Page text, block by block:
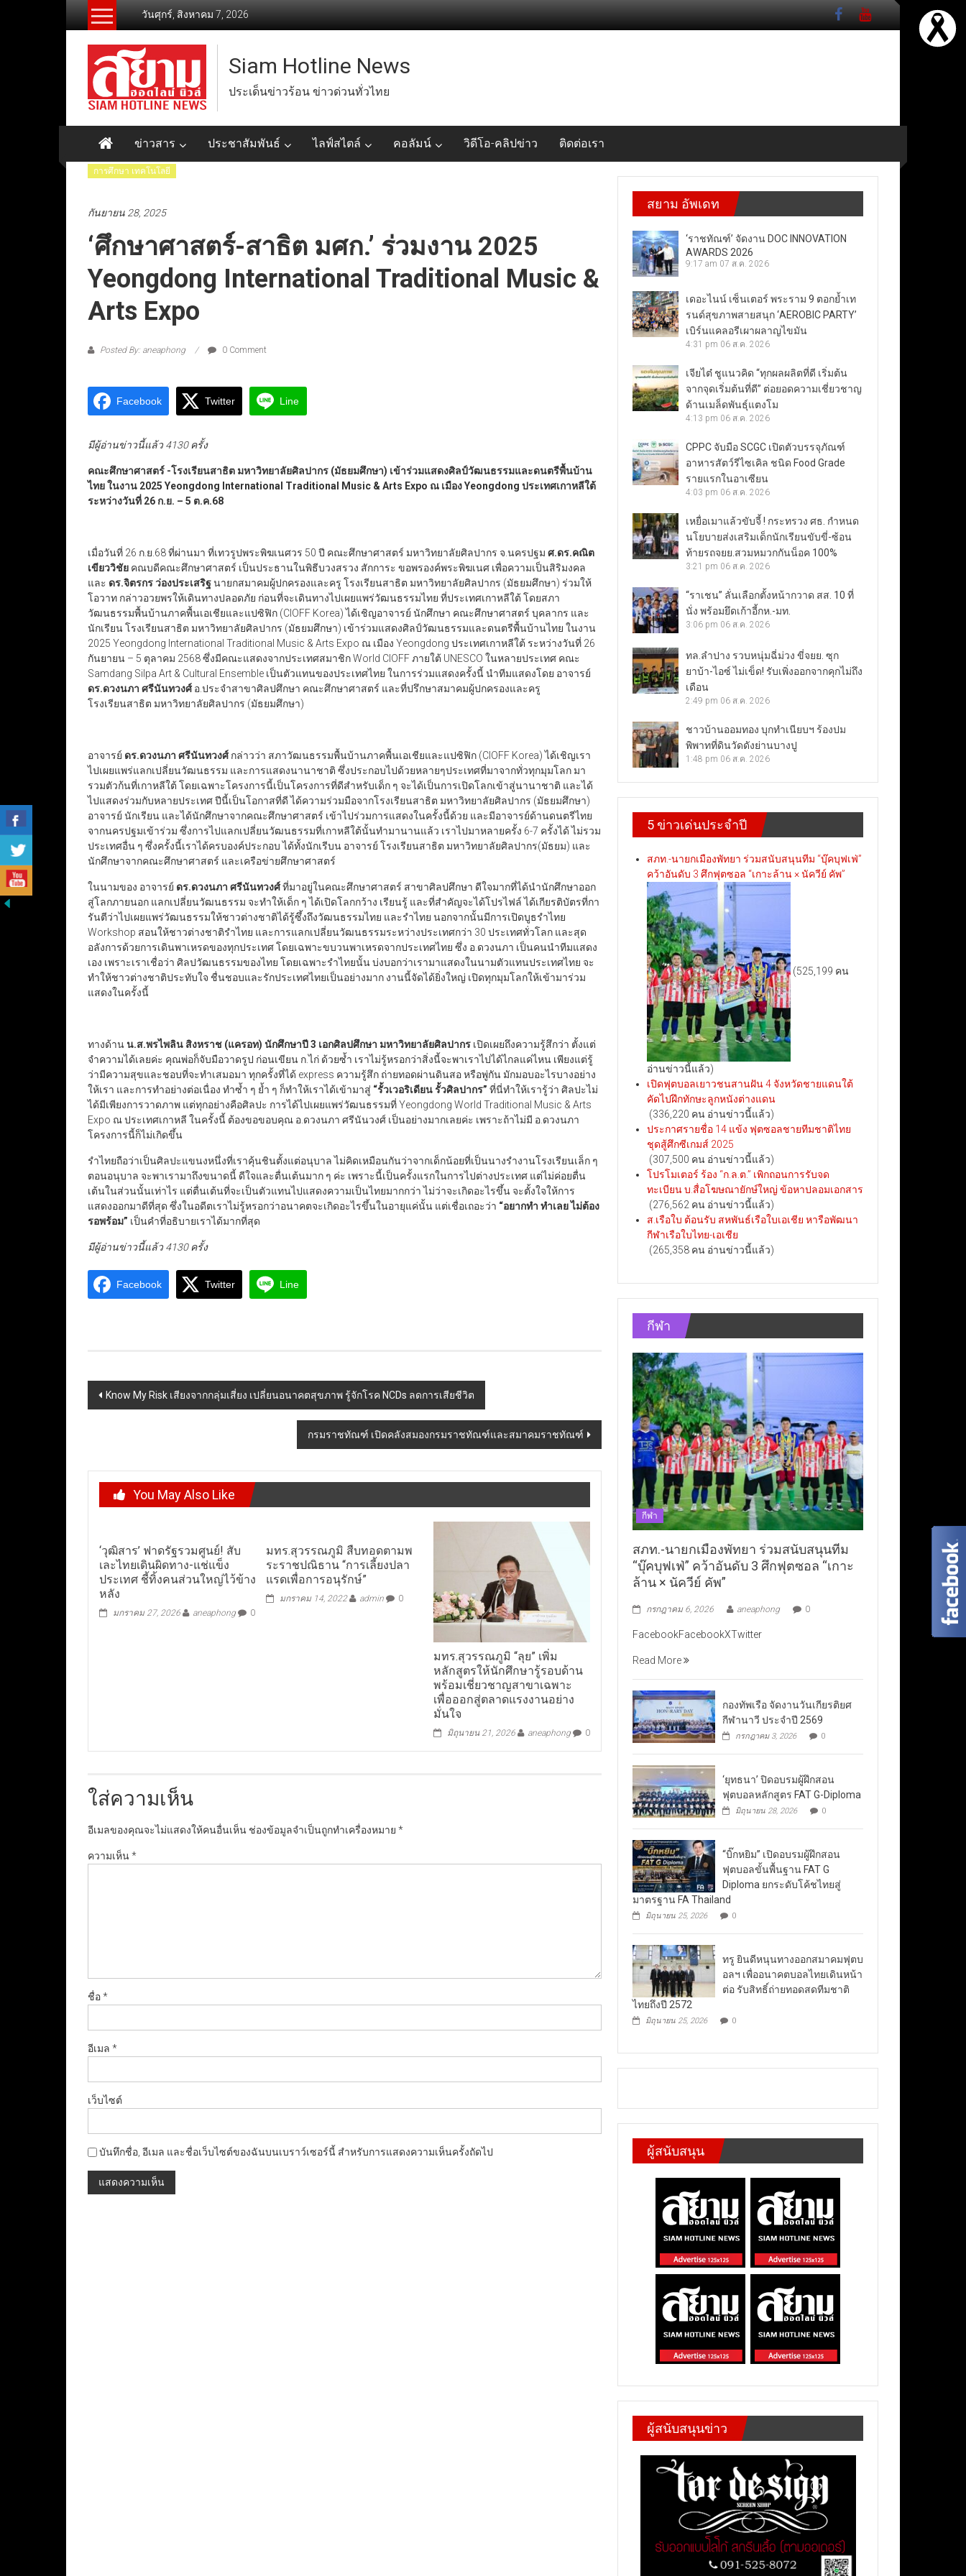
วันศุกร์, สิงหาคม 7, 2026
Siam Hotline News
ประเด็นข่าวร้อน ข่าวด่วนทั่วไทย
ข่าวสาร ประชาสัมพันธ์ ไลฟ์สไตล์ คอลัมน์ วิดีโอ-คลิปข่าว ติดต่อเรา
การศึกษา เทคโนโลยี
กันยายน 28, 2025
‘ศึกษาศาสตร์-สาธิต มศก.’ ร่วมงาน 2025
Yeongdong International Traditional Music &
Arts Expo
Posted By: aneaphong 0 Comment
Facebook Twitter Line
มีผู้อ่านข่าวนี้แล้ว 4130 ครั้ง
คณะศึกษาศาสตร์ -โรงเรียนสาธิต มหาวิทยาลัยศิลปากร (มัธยมศึกษา) เข้าร่วมแสดงศิลป์วัฒนธรรมและดนตรีพื้นบ้าน
ไทย ในงาน 2025 Yeongdong International Traditional Music & Arts Expo ณ เมือง Yeongdong ประเทศเกาหลีใต้
ระหว่างวันที่ 26 ก.ย. – 5 ต.ค.68
เมื่อวันที่ 26 ก.ย.68 ที่ผ่านมา ที่เทวรูปพระพิฆเนศวร 50 ปี คณะศึกษาศาสตร์ มหาวิทยาลัยศิลปากร จ.นครปฐม ศ.ดร.คณิต
เขียววิชัย คณบดีคณะศึกษาศาสตร์ เป็นประธานในพิธีบวงสรวง สักการะ ขอพรองค์พระพิฆเนศ เพื่อความเป็นสิริมงคล
และ ดร.จิตรกร ว่องประเสริฐนายกสมาคมผู้ปกครองและครู โรงเรียนสาธิต มหาวิทยาลัยศิลปากร (มัธยมศึกษา) ร่วมให้
โอวาท กล่าวอวยพรให้เดินทางปลอดภัย ก่อนที่จะเดินทางไปเผยแพร่วัฒนธรรมไทย ที่ประเทศเกาหลีใต้ โดยสภา
วัฒนธรรมพื้นบ้านภาคพื้นเอเชียและแปซิฟิก (CIOFF Korea) ได้เชิญอาจารย์ นักศึกษา คณะศึกษาศาสตร์ บุคลากร และ
นักเรียน โรงเรียนสาธิต มหาวิทยาลัยศิลปากร (มัธยมศึกษา) เข้าร่วมแสดงศิลป์วัฒนธรรมและดนตรีพื้นบ้านไทย ในงาน
2025 Yeongdong International Traditional Music & Arts Expo ณ เมือง Yeongdong ประเทศเกาหลีใต้ ระหว่างวันที่ 26
กันยายน – 5 ตุลาคม 2568 ซึ่งมีคณะแสดงจากประเทศสมาชิก World CIOFF ภายใต้ UNESCO ในหลายประเทศ คณะ
Samdang Silpa Art & Cultural Ensemble เป็นตัวแทนของประเทศไทย ในการร่วมแสดงครั้งนี้ นำทีมแสดงโดย อาจารย์
ดร.ดวงนภา ศรีนันทวงศ์อ.ประจำสาขาศิลปศึกษา คณะศึกษาศาสตร์ และที่ปรึกษาสมาคมผู้ปกครองและครู
โรงเรียนสาธิต มหาวิทยาลัยศิลปากร (มัธยมศึกษา)
อาจารย์ ดร.ดวงนภา ศรีนันทวงศ์กล่าวว่า สภาวัฒนธรรมพื้นบ้านภาคพื้นเอเชียและแปซิฟิก (CIOFF Korea) ได้เชิญเรา
ไปเผยแพร่แลกเปลี่ยนวัฒนธรรม และการแสดงนานาชาติ ซึ่งประกอบไปด้วยหลายๆประเทศที่มาจากทั่วทุกมุมโลก มา
รวมตัวก้นที่เกาหลีใต้ โดยเฉพาะโครงการนี้เป็นโครงการที่ดีสำหรับเด็ก ๆ จะได้เป็นการเปิดโลกเข้าสู่นานาชาติ และได้
ไปแสดงร่วมกับหลายประเทศ ปีนี้เป็นโอกาสที่ดี ได้ความร่วมมือจากโรงเรียนสาธิต มหาวิทยาลัยศิลปากร (มัธยมศึกษา)
อาจารย์ นักเรียน และได้นักศึกษาจากคณะศึกษาศาสตร์ เข้าไปร่วมการแสดงในครั้งนี้ด้วย และมีอาจารย์ด้านดนตรีไทย
จากนครปฐมเข้าร่วม ซึ่งการไปแลกเปลี่ยนวัฒนธรรมที่เกาหลีใต้นั้นทำมานานแล้ว เราไปมาหลายครั้ง 6-7 ครั้งได้ ไม่รวม
ประเทศอื่น ๆ ซึ่งครั้งนี้เราได้ครบองค์ประกอบ ได้ทั้งนักเรีบน อาจารย์ โรงเรียนสาธิต มหาวิทยาลัยศิลปากร(มัธยม) และ
นักศึกษาจากคณะศึกษาศาสตร์ และเครือข่ายศึกษาศาสตร์
ในนามของ อาจารย์ ดร.ดวงนภา ศรีนันทวงศ์ที่มาอยู่ในคณะศึกษาศาสตร์ สาขาศิลปศึกษา ดีใจมากที่ได้นำนักศึกษาออก
สู่โลกภายนอก แลกเปลี่ยนวัฒนธรรม จะทำให้เด็ก ๆ ได้เปิดโลกกว้าง เรียนรู้ และที่สำคัญจะได้โปรไฟล์ ได้เกียรติบัตรที่กา
รันตีว่าไปเผยแพร่วัฒนธรรมให้ชาวต่างชาติได้รู้ซึ้งถึงวัฒนธรรมไทย และรำไทย นอกจากนั้นมีการเปิดบูธรำไทย
Workshop สอนให้ชาวต่างชาติรำไทย และการแลกเปลี่ยนวัฒนธรรมระหว่างประเทศกว่า 30 ประเทศทั่วโลก และสุด
อลังการด้วยการเดินพาเหรดของทุกประเทศ โดยเฉพาะขบวนพาเหรดจากประเทศไทย ซึ่ง อ.ดวงนภา เป็นคนนำทีมแสดง
เอง เพราะเราเชื่อว่า ศิลปวัฒนธรรมของไทย โดยเฉพาะรำไทยนั้น บ่งบอกว่าเรามาแสดงในนามตัวแทนประเทศไทย จะ
ทำให้ชาวต่างชาติประทับใจ ชื่นชอบและรักประเทศไทยเป็นอย่างมาก งานนี้จัดได้ยิ่งใหญ่ เปิดทุกมุมโลกให้เข้ามาร่วม
แสดงในครั้งนี้
ทางด้านน.ส.พรไพลิน สิงหราช (แครอท) นักศึกษาปี3 เอกศิลปศึกษา มหาวิทยาลัยศิลปากร เปิดเผยถึงความรู้สึกว่า ตั้งแต่
จำความได้เลยค่ะ คุณพ่อก็จับมือวาดรูป ก่อนเขียน ก.ไก่ ด้วยซ้ำ เราไม่รู้หรอกว่าสิ่งนี้จะพาเราไปได้ไกลแค่ไหน เพียงแต่รู้
ว่ามีความสุขและชอบที่จะทำเสมอมา ทุกครั้งที่ได้ express ความรู้สึก ถ่ายทอดผ่านดินสอ หรือพู่กัน มักมอบอะไรบางอย่าง
ให้เรา และการทำอย่างต่อเนื่อง ทำซ้ำ ๆ ย้ำ ๆ ก็ทำให้เราได้เข้ามาสู่ “รั้วเวอริเดียน รั้วศิลปากร” ที่นี่ทำให้เรารู้ว่า ศิลปะไม่
ได้มีเพียงการวาดภาพ แต่ทุกอย่างคือศิลปะ การได้ไปเผยแพร่วัฒนธรรมที่ Yeongdong World Traditional Music & Arts
Expo ณ ประเทศเกาหลี ในครั้งนี้ ต้องขอขอบคุณ อ.ดวงนภา ศรีนันวงศ์ เป็นอย่างมากเลยค่ะ เพราะถ้าไม่มี อ.ดวงนภา
โครงการนี้ก็ไม่เกิดขึ้น
รำไทยถือว่าเป็นศิลปะแขนงหนึ่งที่เราคุ้นชินตั้งแต่อนุบาล ไม่คิดเหมือนกันว่าจากเด็กน้อยที่เป็นนางรำงานโรงเรียนเล็ก ๆ
ตอนอนุบาล จะพาเรามาถึงขนาดนี้ ดีใจและตื่นเต้นมาก ๆ ค่ะ เพราะนี้เป็นครั้งแรกในการไปต่างประเทศ แต่ไม่ค่อยตื่น
เต้นในส่วนนั้นเท่าไร แต่ตื่นเต้นที่จะเป็นตัวแทนไปแสดงความเป็นไทยมากกว่า ไม่ว่าจะเกิดอะไรขึ้น จะตั้งใจให้การ
แสดงออกมาดีที่สุด ซึ่งในอดีตเราไม่รู้หรอกว่าอนาคตจะเกิดอะไรขึ้นในอายุแค่นั้น แต่เชื่อเถอะว่า “อยากทำ ทำเลย ไม่ต้อง
รอพร้อม” เป็นคำที่อธิบายเราได้มากที่สุด
มีผู้อ่านข่าวนี้แล้ว 4130 ครั้ง
Facebook Twitter Line
Post
Know My Risk เสียงจากกลุ่มเสี่ยง เปลี่ยนอนาคตสุขภาพ รู้จักโรค NCDs ลดการเสียชีวิต
กรมราชทัณฑ์ เปิดคลังสมองกรมราชทัณฑ์และสมาคมราชทัณฑ์
You May Also Like
‘วุฒิสาร’ ฟาดรัฐรวมศูนย์! สับ
เละไทยเดินผิดทาง-แช่แข็ง
ประเทศ ชี้ทิ้งคนส่วนใหญ่ไว้ข้าง
หลัง
มกราคม 27, 2026 aneaphong 0
มทร.สุวรรณภูมิ สืบทอดตามพ
ระราชปณิธาน “การเลี้ยงปลา
แรดเพื่อการอนุรักษ์”
มกราคม 14, 2022 admin 0
มทร.สุวรรณภูมิ “ลุย” เพิ่ม
หลักสูตรให้นักศึกษารู้รอบด้าน
พร้อมเชี่ยวชาญสาขาเฉพาะ
เพื่อออกสู่ตลาดแรงงานอย่าง
มั่นใจ
มิถุนายน 21, 2026 aneaphong 0
ใส่ความเห็น
อีเมลของคุณจะไม่แสดงให้คนอื่นเห็น ช่องข้อมูลจำเป็นถูกทำเครื่องหมาย *
ความเห็น*
ชื่อ*
อีเมล *
เว็บไซต์
บันทึกชื่อ, อีเมล และชื่อเว็บไซต์ของฉันบนเบราว์เซอร์นี้ สำหรับการแสดงความเห็นครั้งถัดไป
สยาม อัพเดท
‘ราชทัณฑ์’ จัดงาน DOC INNOVATION
AWARDS 2026
9:17 am 07 ส.ค. 2026
เดอะไนน์ เซ็นเตอร์ พระราม 9 ตอกย้ำเท
รนด์สุขภาพสายสนุก ‘AEROBIC PARTY’
เบิร์นแคลอรีเผาผลาญไขมัน
4:31 pm 06 ส.ค. 2026
เจียไต๋ ชูแนวคิด “ทุกผลผลิตที่ดี เริ่มต้น
จากจุดเริ่มต้นที่ดี” ต่อยอดความเชี่ยวชาญ
ด้านเมล็ดพันธุ์แตงโม
4:13 pm 06 ส.ค. 2026
CPPC จับมือ SCGC เปิดตัวบรรจุภัณฑ์
อาหารสัตว์รีไซเคิล ชนิด Food Grade
รายแรกในอาเซียน
4:03 pm 06 ส.ค. 2026
เหยื่อเมาแล้วขับจี้ ! กระทรวง ศธ. กำหนด
นโยบายส่งเสริมเด็กนักเรียนขับขี่-ซ้อน
ท้ายรถจยย.สวมหมวกกันน็อค 100%
3:21 pm 06 ส.ค. 2026
“ราเชน” ลั่นเลือกตั้งหน้ากวาด สส. 10 ที่
นั่ง พร้อมยึดเก้าอี้กห.-มท.
3:06 pm 06 ส.ค. 2026
ทล.ลำปาง รวบหนุ่มฉี่ม่วง ขี่จยย. ซุก
ยาบ้า-ไอซ์ ไม่เข็ด! รับเพิ่งออกจากคุกไม่ถึง
เดือน
2:49 pm 06 ส.ค. 2026
ชาวบ้านออมทอง บุกทำเนียบฯ ร้องปม
พิพาทที่ดินวัดดังย่านบางปู
1:48 pm 06 ส.ค. 2026
5 ข่าวเด่นประจำปี
สภท.-นายกเมืองพัทยา ร่วมสนับสนุนทีม “บุ๊คบุฟเฟ่”
คว้าอันดับ 3 ศึกฟุตซอล “เกาะล้าน × นัควีย์ คัพ”
(525,199 คน
อ่านข่าวนี้แล้ว)
เปิดฟุตบอลเยาวชนสานฝัน 4 จังหวัดชายแดนใต้
คัดไปฝึกทักษะลูกหนังต่างแดน
(336,220 คน อ่านข่าวนี้แล้ว)
ประกาศรายชื่อ 14 แข้ง ฟุตซอลชายทีมชาติไทย
ชุดสู้ศึกซีเกมส์ 2025
(307,500 คน อ่านข่าวนี้แล้ว)
โปรโมเตอร์ ร้อง “ก.ล.ต.” เพิกถอนการรับจด
ทะเบียน บ.สื่อโฆษณายักษ์ใหญ่ ข้อหาปลอมเอกสาร
(276,562 คน อ่านข่าวนี้แล้ว)
ส.เรือใบ ต้อนรับ สหพันธ์เรือใบเอเชีย หารือพัฒนา
กีฬาเรือใบไทย-เอเชีย
(265,358 คน อ่านข่าวนี้แล้ว)
กีฬา
กีฬา
สภท.-นายกเมืองพัทยา ร่วมสนับสนุนทีม
“บุ๊คบุฟเฟ่” คว้าอันดับ 3 ศึกฟุตซอล “เกาะ
ล้าน × นัควีย์ คัพ”
กรกฎาคม 6, 2026 aneaphong 0
FacebookFacebookXTwitter
Read More
กองทัพเรือ จัดงานวันเกียรติยศ
กีฬานาวี ประจำปี 2569
กรกฎาคม 3, 2026 0
‘ยุทธนา’ ปิดอบรมผู้ฝึกสอน
ฟุตบอลหลักสูตร FAT G-Diploma
มิถุนายน 28, 2026 0
“บิ๊กหยิม” เปิดอบรมผู้ฝึกสอน
ฟุตบอลขั้นพื้นฐาน FAT G
Diploma ยกระดับโค้ชไทยสู่
มาตรฐาน FA Thailand
มิถุนายน 25, 2026 0
ทรู ยินดีหนุนทางออกสมาคมฟุตบ
อลฯ เพื่ออนาคตบอลไทยเดินหน้า
ต่อ รับสิทธิ์ถ่ายทอดสดทีมชาติ
ไทยถึงปี 2572
มิถุนายน 25, 2026 0
ผู้สนับสนุน
ผู้สนับสนุนข่าว